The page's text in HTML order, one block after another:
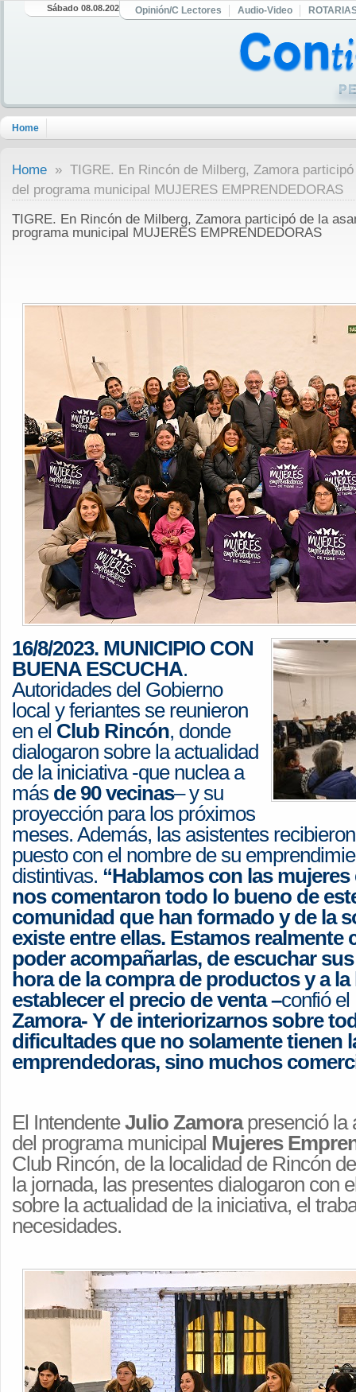
Sábado 08.08.2026 Opinión/C Lectores Audio-Video
Home
Home » TIGRE. En Rincón de Milberg, Zamora
del programa municipal MUJERES EMPRENDEDORAS
TIGRE. En Rincón de Milberg, Zamora participó de la
programa municipal MUJERES EMPRENDEDORAS
16/8/2023. MUNICIPIO CON
BUENA ESCUCHA.
Autoridades del Gobierno
local y feriantes se reunieron
en el Club Rincón, donde
dialogaron sobre la actualidad
de la iniciativa -que nuclea a
más de 90 vecinas– y su
proyección para los próximos
meses. Además, las asistentes
puesto con el nombre de su
distintivas. “Hablamos con las
nos comentaron todo lo bueno de
comunidad que han formado y de la
existe entre ellas. Estamos realmente
poder acompañarlas, de escuchar
hora de la compra de productos y a la
establecer el precio de venta –confió
Zamora- Y de interiorizarnos sobre
dificultades que no solamente tienen
emprendedoras, sino muchos
El IntendenteJulio Zamorapresenció la
del programa municipal Mujeres
Club Rincón, de la localidad de Rincón
la jornada, las presentes dialogaron con
sobre la actualidad de la iniciativa, el
necesidades.